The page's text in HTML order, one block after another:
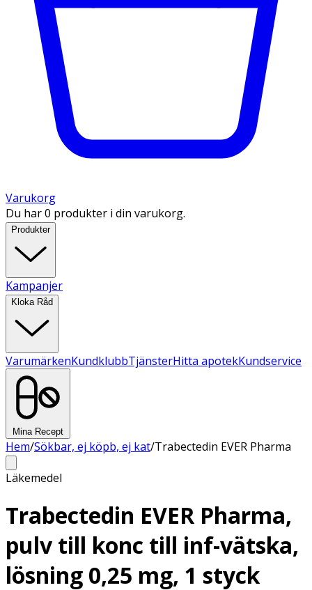
Varukorg
Du har 0 produkter i din varukorg.
Produkter
Kampanjer
Kloka Råd
VarumärkenKundklubbTjänsterHitta apotekKundservice
Mina Recept
Hem/Sökbar, ej köpb, ej kat/Trabectedin EVER Pharma
Läkemedel
Trabectedin EVER Pharma,
pulv till konc till inf-vätska,
lösning 0,25 mg, 1 styck